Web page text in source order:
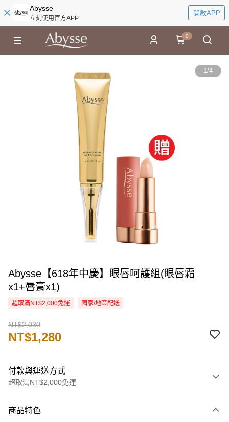
Abysse
立刻使用官方APP
開啟APP
0
1/4
Abysse【618年中慶】眼唇呵護組(眼唇霜
x1+唇膏x1)
超取滿NT$2,000免運 國家/地區配送
NT$2,030
NT$1,280
付款與運送方式
超取滿NT$2,000免運
信用卡一次付款
商品特色